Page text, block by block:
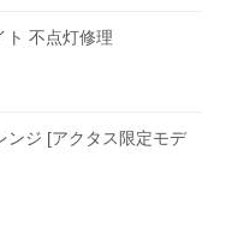
ト 不点灯修理
ンジ [アクタス限定モデ